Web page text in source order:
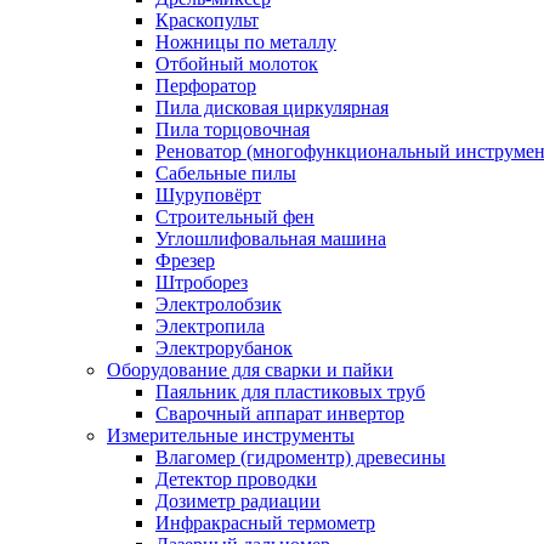
Краскопульт
Ножницы по металлу
Отбойный молоток
Перфоратор
Пила дисковая циркулярная
Пила торцовочная
Реноватор (многофункциональный
Сабельные пилы
Шуруповёрт
Строительный фен
Углошлифовальная машина
Фрезер
Штроборез
Электролобзик
Электропила
Электрорубанок
Оборудование для сварки и пайки
Паяльник для пластиковых труб
Сварочный аппарат инвертор
Измерительные инструменты
Влагомер (гидроментр) древесины
Детектор проводки
Дозиметр радиации
Инфракрасный термометр